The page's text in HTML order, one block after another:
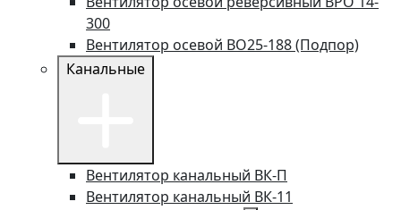
300
Вентилятор осевой ВО25-188 (Подпор)
Канальные
Вентилятор канальный ВК-П
Вентилятор канальный ВК-11